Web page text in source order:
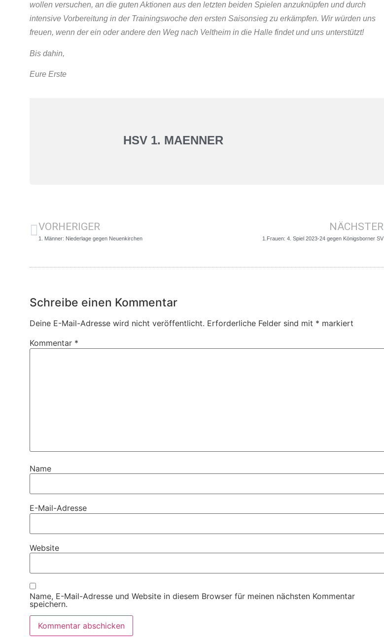
wollen versuchen, an die guten Aktionen aus den letzten beiden Spielen anzuknüpfen und durch
intensive Vorbereitung in der Trainingswoche den ersten Saisonsieg zu erkämpfen. Wir würden uns
freuen, wenn der ein oder andere den Weg nach Veltheim in die Halle findet und uns unterstützt!
Bis dahin,
Eure Erste
HSV 1. MAENNER
VORHERIGER
1. Männer: Niederlage gegen Neuenkirchen
NÄCHSTER
1.Frauen: 4. Spiel 2023-24 gegen Königsborner SV
Schreibe einen Kommentar
Deine E-Mail-Adresse wird nicht veröffentlicht. Erforderliche Felder sind mit * markiert
Kommentar *
Name
E-Mail-Adresse
Website
Name, E-Mail-Adresse und Website in diesem Browser für meinen nächsten Kommentar
speichern.